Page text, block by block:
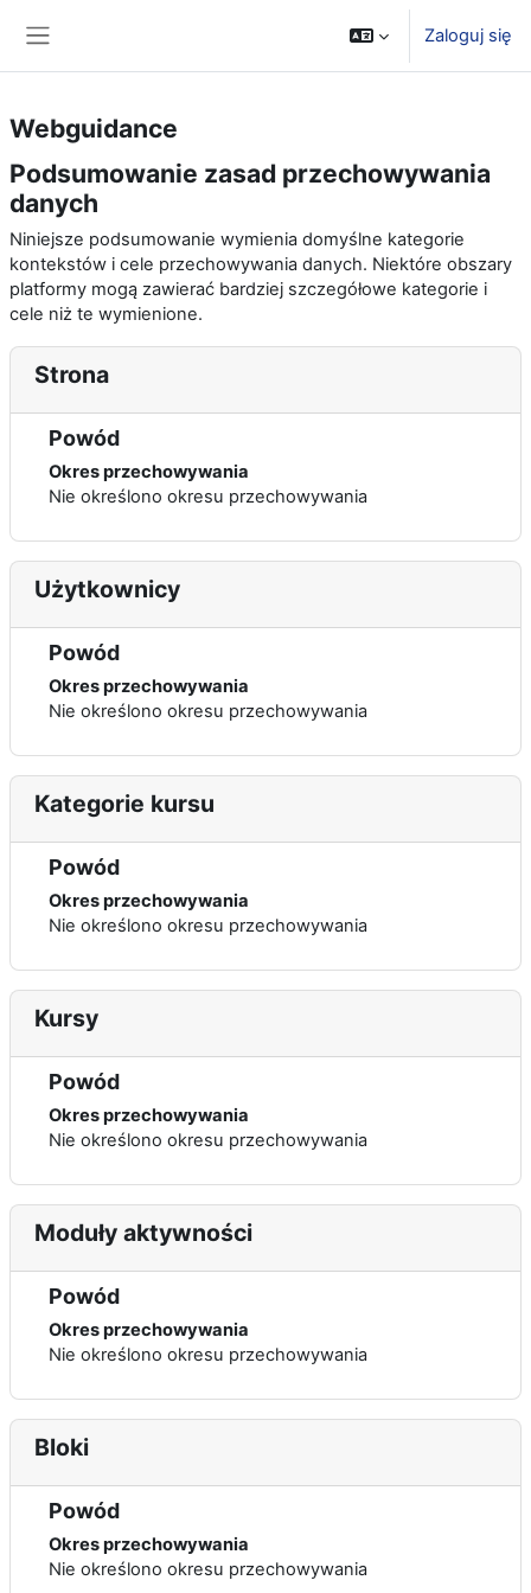
Zaloguj się
Webguidance
Podsumowanie zasad przechowywania
danych
Niniejsze podsumowanie wymienia domyślne kategorie
kontekstów i cele przechowywania danych. Niektóre obszary
platformy mogą zawierać bardziej szczegółowe kategorie i
cele niż te wymienione.
Strona
Powód
Okres przechowywania
Nie określono okresu przechowywania
Użytkownicy
Powód
Okres przechowywania
Nie określono okresu przechowywania
Kategorie kursu
Powód
Okres przechowywania
Nie określono okresu przechowywania
Kursy
Powód
Okres przechowywania
Nie określono okresu przechowywania
Moduły aktywności
Powód
Okres przechowywania
Nie określono okresu przechowywania
Bloki
Powód
Okres przechowywania
Nie określono okresu przechowywania